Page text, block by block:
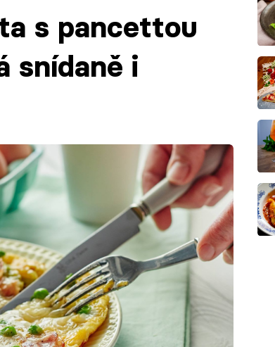
s pancettou
snídaně i